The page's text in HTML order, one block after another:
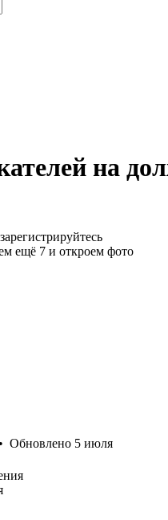
на
ещё 7 и откроем фото
• Обновлено 5 июля